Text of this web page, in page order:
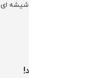
کانال بله | گلخانه شیشه ای
همراه ما باشید!